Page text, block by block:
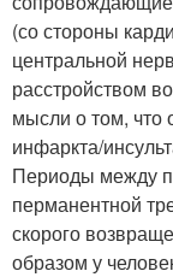
(со стороны
центральной
расстройством
мысли о том, что
инфаркта/
Периоды между
перманентной
скорого
образом у